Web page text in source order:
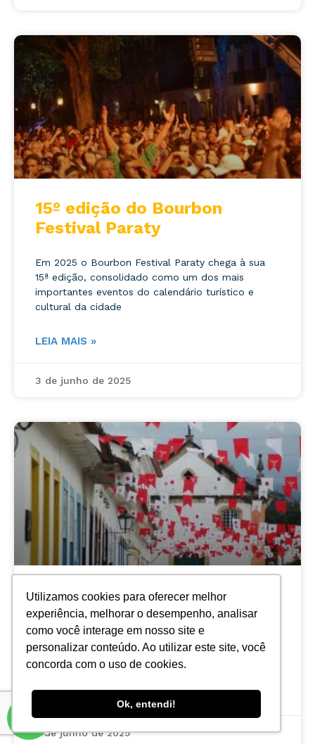
Utilizamos cookies para oferecer melhor
experiência, melhorar o desempenho, analisar
como você interage em nosso site e
personalizar conteúdo. Ao utilizar este site, você
concorda com o uso de cookies.
Ok, entendi!
15º edição do Bourbon
Festival Paraty
Em 2025 o Bourbon Festival Paraty chega à sua
15ª edição, consolidado como um dos mais
importantes eventos do calendário turístico e
cultural da cidade
LEIA MAIS »
3 de junho de 2025
Festa do Divino em Paraty
Nos dias 30 de maio a 08 de junho de 2025,
Paraty celebra mais uma edição da Festa do
Divino Espírito Santo. Trata-se de uma
LEIA MAIS »
2 de junho de 2025